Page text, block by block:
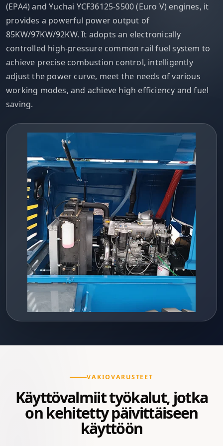
(EPA4) and Yuchai YCF36125-S500 (Euro V) engines, it
provides a powerful power output of
85KW/97KW/92KW. It adopts an electronically
controlled high-pressure common rail fuel system to
achieve precise combustion control, intelligently
adjust the power curve, meet the needs of various
working modes, and achieve high efficiency and fuel
saving.
VAKIOVARUSTEET
Käyttövalmiit työkalut, jotka
on kehitetty päivittäiseen
käyttöön